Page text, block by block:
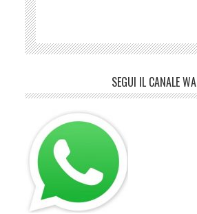
SEGUI IL CANALE WA